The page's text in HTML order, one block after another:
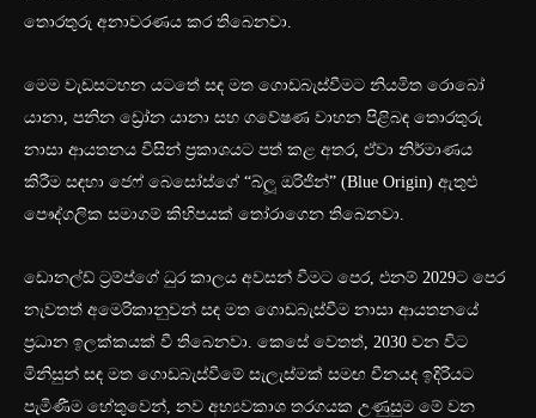
තොරතුරු අනාවරණය කර තිබෙනවා.
මෙම වැඩසටහන යටතේ සඳ මත ගොඩබැස්වීමට නියමිත රොබෝ
යානා, පනින ඩ්‍රෝන යානා සහ ගවේෂණ වාහන පිළිබඳ තොරතුරු
නාසා ආයතනය විසින් ප්‍රකාශයට පත් කළ අතර, ඒවා නිර්මාණය
කිරීම සඳහා ජෙෆ් බෙසෝස්ගේ “බ්ලූ ඔරිජින්” (Blue Origin) ඇතුළු
පෞද්ගලික සමාගම් කිහිපයක් තෝරාගෙන තිබෙනවා.
ඩොනල්ඩ් ට්‍රම්ප්ගේ ධුර කාලය අවසන් වීමට පෙර, එනම් 2029ට පෙර
නැවතත් අමෙරිකානුවන් සඳ මත ගොඩබැස්වීම නාසා ආයතනයේ
ප්‍රධාන ඉලක්කයක් වී තිබෙනවා. කෙසේ වෙතත්, 2030 වන විට
මිනිසුන් සඳ මත ගොඩබැස්වීමේ සැලැස්මක් සමඟ චීනයද ඉදිරියට
පැමිණීම හේතුවෙන්, නව අභ්‍යවකාශ තරගයක උණුසුම මේ වන